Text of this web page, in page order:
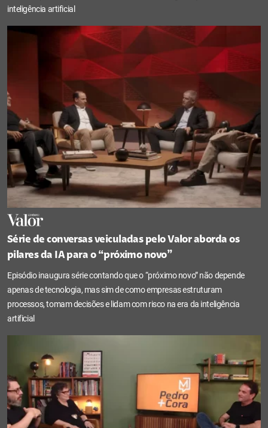
inteligência artificial
Série de conversas veiculadas pelo Valor aborda os
pilares da IA para o “próximo novo”
Episódio inaugura série contando que o “próximo novo” não depende
apenas de tecnologia, mas sim de como empresas estruturam
processos, tomam decisões e lidam com risco na era da inteligência
artificial